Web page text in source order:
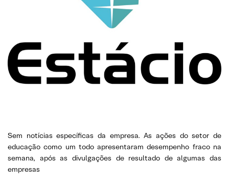
Sem notícias específicas da empresa. As ações do setor de
educação como um todo apresentaram desempenho fraco na
semana, após as divulgações de resultado de algumas das
empresas